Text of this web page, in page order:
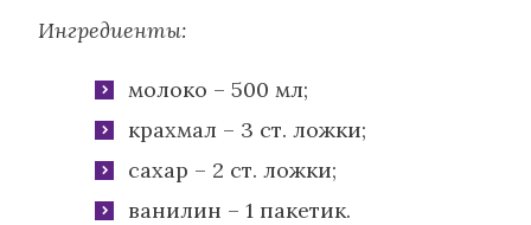
Ингредиенты:
молоко – 500 мл;
крахмал – 3 ст. ложки;
сахар – 2 ст. ложки;
ванилин – 1 пакетик.